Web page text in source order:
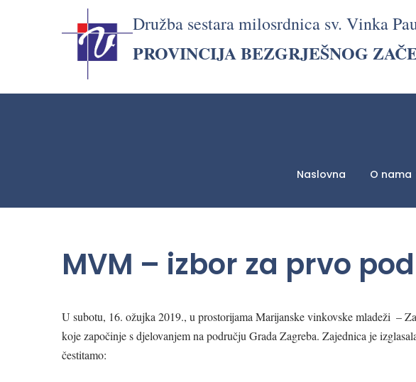
Družba sestara milosrdnica sv. Vinka
PROVINCIJA BEZGRJEŠNOG
Naslovna O nama
MVM – izbor za prvo
U subotu, 16. ožujka 2019., u prostorijama Marijanske vinkovske mladeži ­ –
koje započinje s djelovanjem na području Grada Zagreba. Zajednica je
čestitamo: